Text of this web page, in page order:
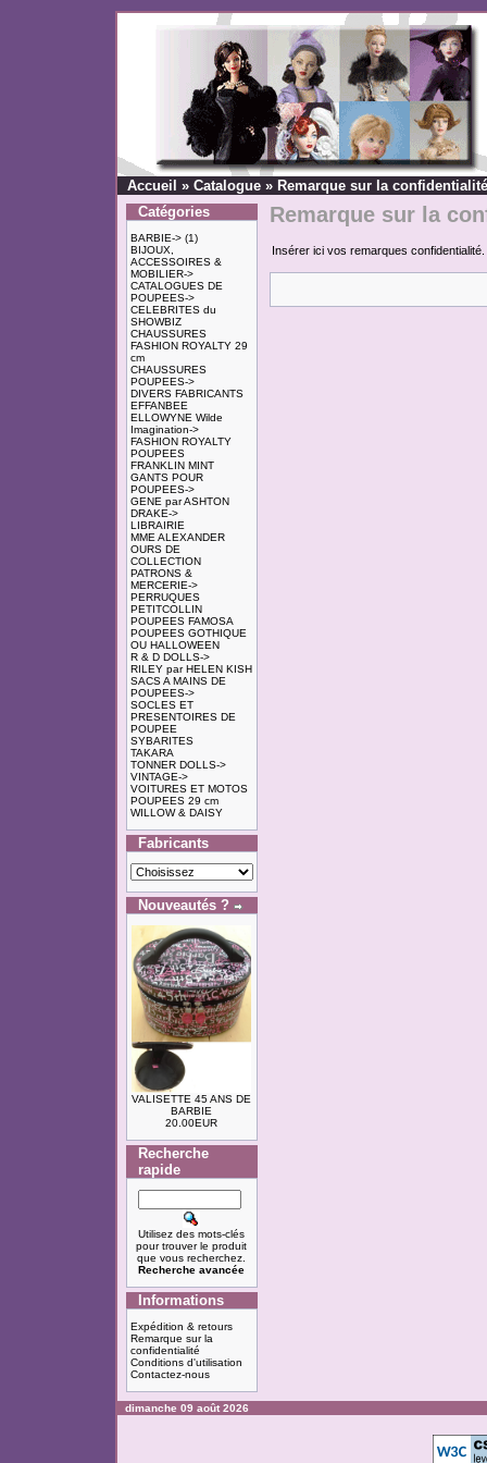
Accueil » Catalogue» Remarque sur la confidentialité
Catégories
BARBIE->(1)
BIJOUX,
ACCESSOIRES &
MOBILIER->
CATALOGUES DE
POUPEES->
CELEBRITES du
SHOWBIZ
CHAUSSURES
FASHION ROYALTY 29
cm
CHAUSSURES
POUPEES->
DIVERS FABRICANTS
EFFANBEE
ELLOWYNE Wilde
Imagination->
FASHION ROYALTY
POUPEES
FRANKLIN MINT
GANTS POUR
POUPEES->
GENE par ASHTON
DRAKE->
LIBRAIRIE
MME ALEXANDER
OURS DE
COLLECTION
PATRONS &
MERCERIE->
PERRUQUES
PETITCOLLIN
POUPEES FAMOSA
POUPEES GOTHIQUE
OU HALLOWEEN
R & D DOLLS->
RILEY par HELEN KISH
SACS A MAINS DE
POUPEES->
SOCLES ET
PRESENTOIRES DE
POUPEE
SYBARITES
TAKARA
TONNER DOLLS->
VINTAGE->
VOITURES ET MOTOS
POUPEES 29 cm
WILLOW & DAISY
Fabricants
Nouveautés ?
VALISETTE 45 ANS DE
BARBIE
20.00EUR
Recherche
rapide
Utilisez des mots-clés
pour trouver le produit
que vous recherchez.
Recherche avancée
Informations
Expédition & retours
Remarque sur la
confidentialité
Conditions d'utilisation
Contactez-nous
Remarque sur la
Insérer ici vos remarques confidentialité.
dimanche 09 août 2026